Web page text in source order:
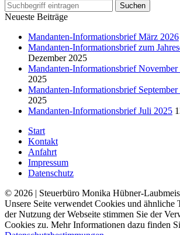
Neueste Beiträge
Mandanten-Informationsbrief März 2026
Mandanten-Informationsbrief zum
Dezember 2025
Mandanten-Informationsbrief November
2025
Mandanten-Informationsbrief September
2025
Mandanten-Informationsbrief Juli 2025
Start
Kontakt
Anfahrt
Impressum
Datenschutz
© 2026 | Steuerbüro Monika Hübner-
Unsere Seite verwendet Cookies und ähnliche
der Nutzung der Webseite stimmen Sie der
Cookies zu. Mehr Informationen dazu finden